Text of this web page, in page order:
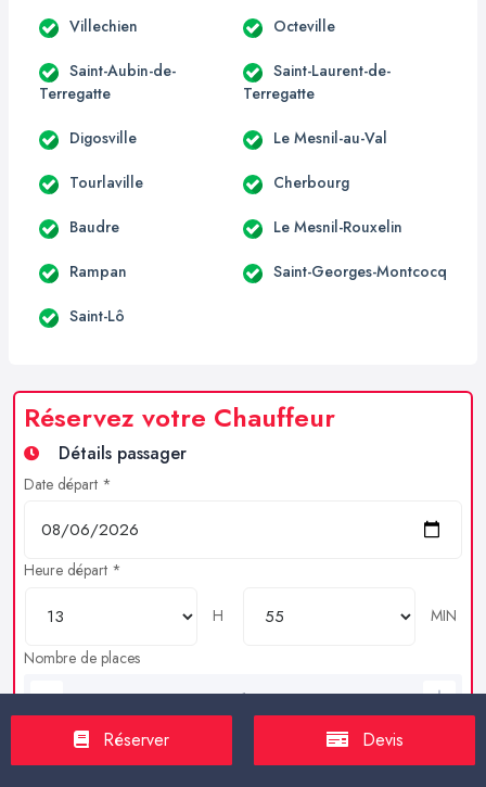
Villechien Octeville
Saint-Aubin-de-
Terregatte
Saint-Laurent-de-
Terregatte
Digosville Le Mesnil-au-Val
Tourlaville Cherbourg
Baudre Le Mesnil-Rouxelin
Rampan Saint-Georges-Montcocq
Saint-Lô
Réservez votre Chauffeur
Détails passager
Date départ *
Heure départ *
H
MIN
Nombre de places
Bagages en soutes
Réserver Devis